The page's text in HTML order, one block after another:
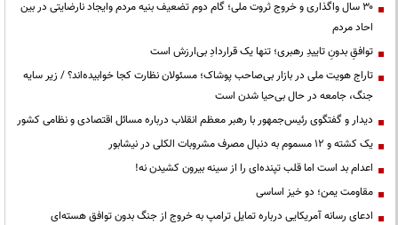
۳۰ سال واگذاری و خروج ثروت ملی؛ گام دوم تضعیف بنیه مردم وایجاد نارضایتی در بین
احاد مردم
توافقِ بدونِ تاییدِ رهبری؛ تنها یک قراردادِ بی‌ارزش است
تاراج هویت ملی در بازار بی‌صاحب پوشاک؛ مسئولان نظارت کجا خوابیده‌اند؟ / زیر سایه
جنگ، جامعه در حال بی‌حیا شدن است
دیدار و گفتگوی رئیس‌جمهور با رهبر معظم انقلاب درباره مسائل اقتصادی و نظامی کشور
یک کشته و ۱۲ مسموم به دنبال مصرف مشروبات الکلی در نیشابور
اعدام بد است اما قلب تپنده‌ای را از سینه بیرون کشیدن نه!
مقاومت یمن؛ دو خیز اساسی
ادعای رسانه آمریکایی درباره تمایل ترامپ به خروج از جنگ بدون توافق هسته‌ای